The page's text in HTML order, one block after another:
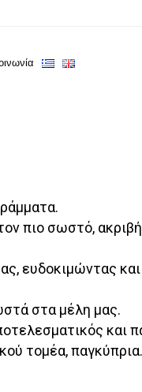
πιο σωστό,
ευδοκιμώντας
στα μέλη μας.
και
τομέα, παγκύπρια.